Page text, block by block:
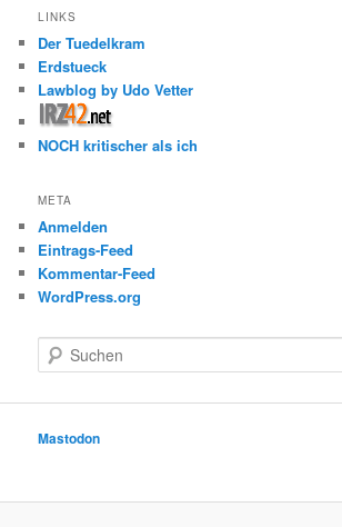
LINKS
Der Tuedelkram
Erdstueck
Lawblog by Udo Vetter
NOCH kritischer als ich
META
Anmelden
Eintrags-Feed
Kommentar-Feed
WordPress.org
u
e
Mastodon